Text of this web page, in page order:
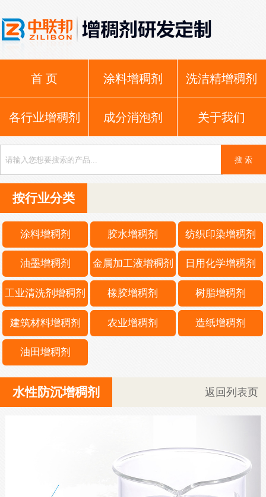
首 页 涂料增稠剂 洗洁精增稠剂
各行业增稠剂 成分消泡剂 关于我们
按行业分类
涂料增稠剂 胶水增稠剂 纺织印染增稠剂
油墨增稠剂 金属加工液增稠剂 日用化学增稠剂
工业清洗剂增稠剂 橡胶增稠剂 树脂增稠剂
建筑材料增稠剂 农业增稠剂 造纸增稠剂
油田增稠剂
水性防沉增稠剂 返回列表页